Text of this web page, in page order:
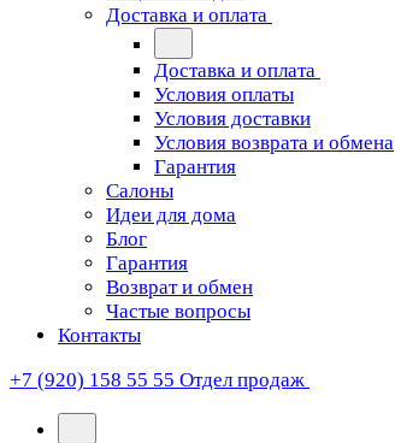
Доставка и оплата
Доставка и оплата
Условия оплаты
Условия доставки
Условия возврата и обмена
Гарантия
Салоны
Идеи для дома
Блог
Гарантия
Возврат и обмен
Частые вопросы
Контакты
+7 (920) 158 55 55 Отдел продаж